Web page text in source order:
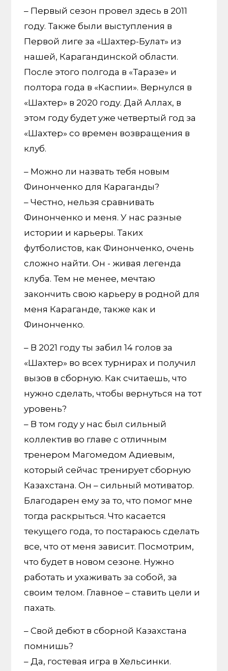
– Первый сезон провел здесь в 2011
году. Также были выступления в
Первой лиге за «Шахтер-Булат» из
нашей, Карагандинской области.
После этого полгода в «Таразе» и
полтора года в «Каспии». Вернулся в
«Шахтер» в 2020 году. Дай Аллах, в
этом году будет уже четвертый год за
«Шахтер» со времен возвращения в
клуб.
– Можно ли назвать тебя новым
Финонченко для Караганды?
– Честно, нельзя сравнивать
Финонченко и меня. У нас разные
истории и карьеры. Таких
футболистов, как Финонченко, очень
сложно найти. Он - живая легенда
клуба. Тем не менее, мечтаю
закончить свою карьеру в родной для
меня Караганде, также как и
Финонченко.
– В 2021 году ты забил 14 голов за
«Шахтер» во всех турнирах и получил
вызов в сборную. Как считаешь, что
нужно сделать, чтобы вернуться на тот
уровень?
– В том году у нас был сильный
коллектив во главе с отличным
тренером Магомедом Адиевым,
который сейчас тренирует сборную
Казахстана. Он – сильный мотиватор.
Благодарен ему за то, что помог мне
тогда раскрыться. Что касается
текущего года, то постараюсь сделать
все, что от меня зависит. Посмотрим,
что будет в новом сезоне. Нужно
работать и ухаживать за собой, за
своим телом. Главное – ставить цели и
пахать.
– Свой дебют в сборной Казахстана
помнишь?
– Да, гостевая игра в Хельсинки.